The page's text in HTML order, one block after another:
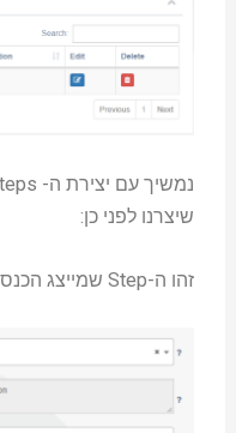
שיצרנו לפני כן:
זהו ה-Step שמייצג הכנסת ערך לשדה ה-User Name :